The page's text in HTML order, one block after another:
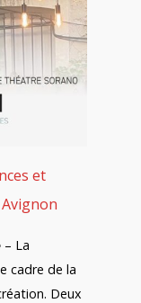
et
– La
cadre de la
Deux